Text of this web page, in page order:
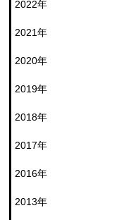
2022年
2021年
2020年
2019年
2018年
2017年
2016年
2013年